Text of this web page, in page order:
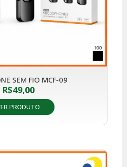
SEM FIO MCF-09
R$49,00
PRODUTO